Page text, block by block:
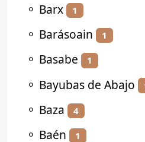
⚬ Barx 1
⚬ Barásoain 1
⚬ Basabe 1
⚬ Bayubas de Abajo
⚬ Baza 4
⚬ Baén 1